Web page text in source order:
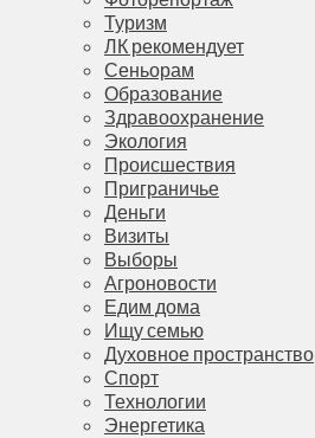
Туризм
ЛК рекомендует
Сеньорам
Образование
Здравоохранение
Экология
Происшествия
Приграничье
Деньги
Визиты
Выборы
Агроновости
Едим дома
Ищу семью
Духовное пространство
Спорт
Технологии
Энергетика